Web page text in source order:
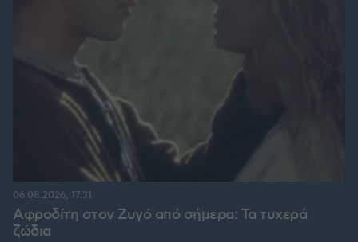
Αφροδίτη στον Ζυγό από σήμερα: Τα τυχερά
ζώδια
06.08.2026, 17:31